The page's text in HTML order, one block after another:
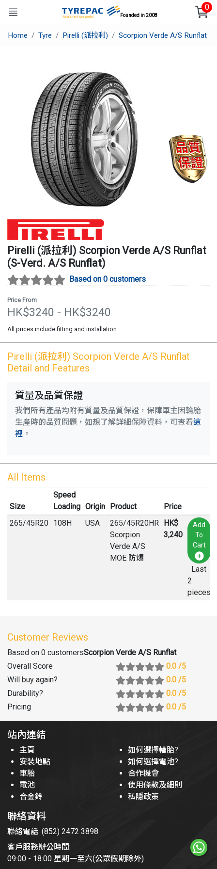
Founded in 2008
0
Home Tyre Pirelli (派拉利) Scorpion Verde A/S Runflat
Pirelli (派拉利) Scorpion Verde A/S Runflat
(S-Verd. A/S Runflat)
Based on 0 customers
Price From
HK$3240 - HK$3240
All prices include fitting and installation
Pirelli (派拉利) Scorpion Verde A/S Runflat
Detail and Features
質量及品質保證
我們所有產品均附有質量及品質保證，保障車主因輪胎
生產時的品質問題，如想了解詳細保障資料，可查看這
裡 。
All Items
Size
Speed
Loading Origin Product
Price
265/45R20 108H USA
265/45R20HR
Scorpion
Verde A/S
MOE 防爆
HK$
3,240
Add
To
Cart
Last
2
pieces
Customer Reviews
Based on 0 customersScorpion Verde A/S Runflat
Overall Score
0.0 /5
Will buy again? 0.0 /5
Durability? 0.0 /5
Pricing
0.0 /5
站內連結
主頁
安裝地點
車胎
電池
合金鈴
如何選擇輪胎?
如何選擇電池?
合作機會
使用條款及細則
私隱政策
聯絡資料
聯絡電話: (852) 2472 3898
客戶服務辦公時間:
09:00 - 18:00 星期一至六(公眾假期除外)